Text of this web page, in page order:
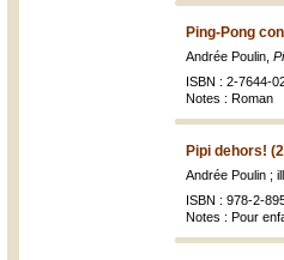
Ping-Pong
Andrée Poulin,
ISBN : 2-7644-
Notes : Roman
Pipi dehors!
Andrée Poulin ;
ISBN : 978-2-
Notes : Pour